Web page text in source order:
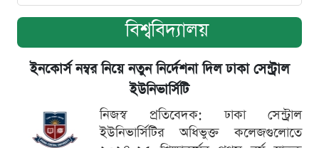
বিশ্ববিদ্যালয়
ইনকোর্স নম্বর নিয়ে নতুন নির্দেশনা দিল ঢাকা সেন্ট্রাল
ইউনিভার্সিটি
নিজস্ব প্রতিবেদক: ঢাকা সেন্ট্রাল
ইউনিভার্সিটির অধিভুক্ত কলেজগুলোতে